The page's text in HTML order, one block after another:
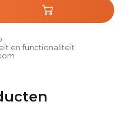
en functionaliteit